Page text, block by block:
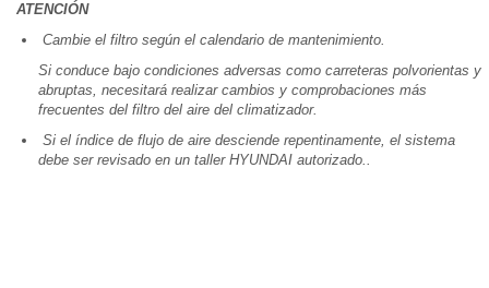
ATENCIÓN
Cambie el filtro según el calendario de mantenimiento.
Si conduce bajo condiciones adversas como carreteras polvorientas y
abruptas, necesitará realizar cambios y comprobaciones más
frecuentes del filtro del aire del climatizador.
Si el índice de flujo de aire desciende repentinamente, el sistema
debe ser revisado en un taller HYUNDAI autorizado..